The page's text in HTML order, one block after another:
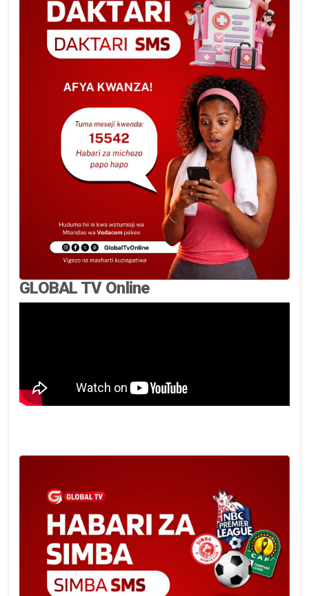
GLOBAL TV Online